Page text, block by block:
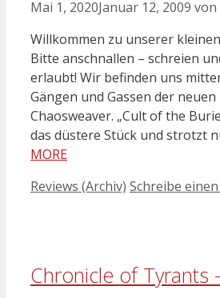
Mai 1, 2020Januar 12, 2009 von
Willkommen zu unserer
Bitte anschnallen – schreien
erlaubt! Wir befinden uns
Gängen und Gassen der
Chaosweaver. „Cult of the
das düstere Stück und strotzt
MORE
Kategorien
Reviews (Archiv) Schreibe
Chronicle of Tyrants